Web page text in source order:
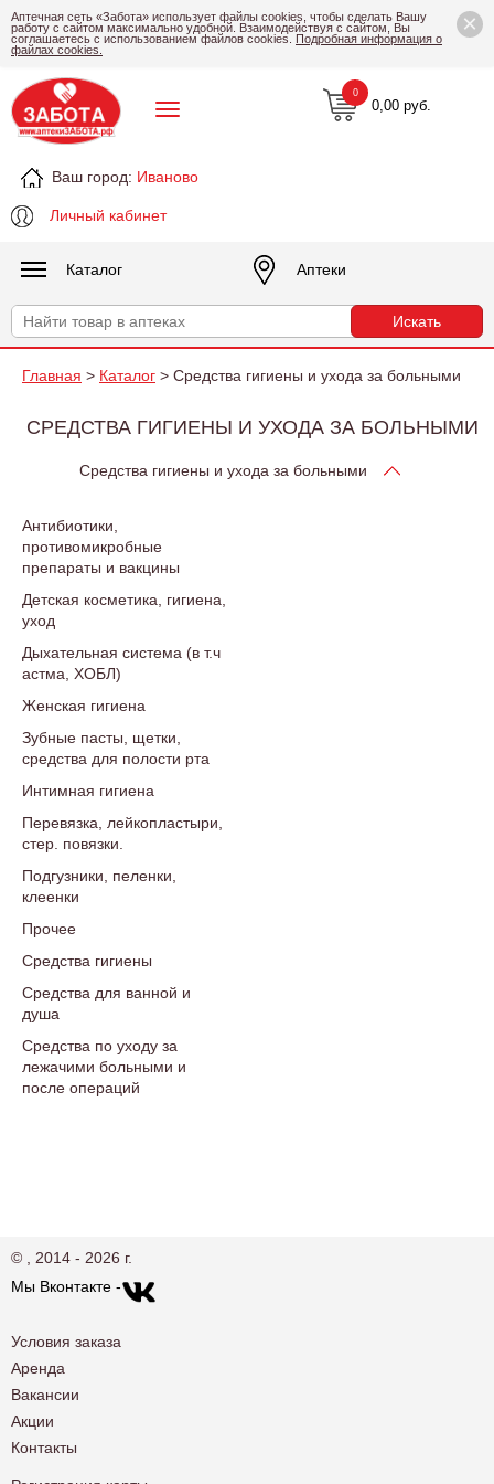
×
Аптечная сеть «Забота» использует файлы cookies, чтобы сделать Вашу
работу с сайтом максимально удобной. Взаимодействуя с сайтом, Вы
соглашаетесь с использованием файлов cookies. Подробная информация о
файлах cookies.
Ваш город: Иваново
Личный кабинет
0,00 руб.
0
Каталог Аптеки
Главная > Каталог > Средства гигиены и ухода за больными
СРЕДСТВА ГИГИЕНЫ И УХОДА ЗА БОЛЬНЫМИ
Средства гигиены и ухода за больными
Антибиотики,
противомикробные
препараты и вакцины
Детская косметика, гигиена,
уход
Дыхательная система (в т.ч
астма, ХОБЛ)
Женская гигиена
Зубные пасты, щетки,
средства для полости рта
Интимная гигиена
Перевязка, лейкопластыри,
стер. повязки.
Подгузники, пеленки,
клеенки
Прочее
Средства гигиены
Средства для ванной и
душа
Средства по уходу за
лежачими больными и
после операций
© , 2014 - 2026 г.
Мы Вконтакте -
Условия заказа
Аренда
Вакансии
Акции
Контакты